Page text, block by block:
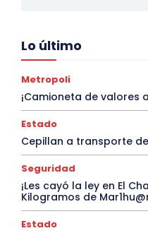
Lo último
Metropoli
¡Camioneta de valores
Estado
Cepillan a transporte
Seguridad
¡Les cayó la ley en El
Kilogramos de
Estado